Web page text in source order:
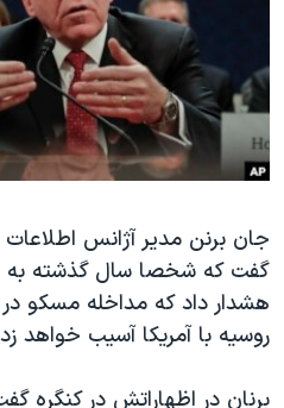
حقوق شهروندی
اقتصادی
علم و فناوری
اسرائیل در جنگ
آرشیو پخش زنده
انتخابات ریاست جمهوری آمریکا ۲۰۲۴
حمله جمهوری اسلامی به اسرائیل
رمز مهسا
ورزش زنان در ایران
مجموعه مستندهای دادخواهی
تریبونال مردمی آبان ۹۸
دادگاه حمید نوری
زبانهای مختلف
جان برنن مدیر آژانس اطلاعات
گفت که شخصا سال گذشته به
هشدار داد که مداخله مسکو در
روسیه با آمریکا آسیب خواهد
برنان در اظهاراتش در کنگره